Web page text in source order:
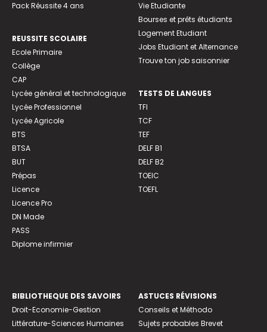
Pack Réussite 4 ans
REUSSITE SCOLAIRE
Ecole Primaire
Collège
CAP
Lycée général et technologique
Lycée Professionnel
Lycée Agricole
BTS
BTSA
BUT
Prépas
Licence
Licence Pro
DN Made
PASS
Diplome infirmier
Vie Etudiante
Bourses et prêts étudiants
Logement Etudiant
Jobs Etudiant et Alternance
Trouve ton job saisonnier
TESTS DE LANGUES
TFI
TCF
TEF
DELF B1
DELF B2
TOEIC
TOEFL
BIBLIOTHEQUE DES SAVOIRS
Droit-Economie-Gestion
Littérature-Sciences Humaines
ASTUCES RÉVISIONS
Conseils et Méthodo
Sujets probables Brevet